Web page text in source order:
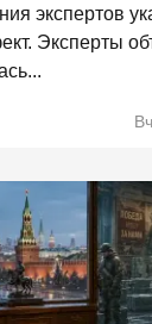
экспертов
Эксперты